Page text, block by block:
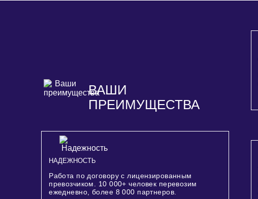
ВАШИ
ПРЕИМУЩЕСТВА
НАДЕЖНОСТЬ
Работа по договору с лицензированным
превозчиком. 10 000+ человек перевозим
ежедневно, более 8 000 партнеров.